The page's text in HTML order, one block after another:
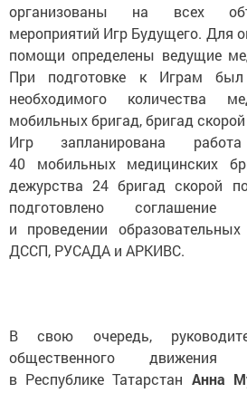
организованы на всех
мероприятий Игр Будущего. Для
помощи определены ведущие
При подготовке к Играм был
необходимого количества
мобильных бригад, бригад
Игр запланирована
40 мобильных медицинских
дежурства 24 бригад скорой
подготовлено соглашение
и проведении
ДССП, РУСАДА и АРКИВС.
В свою очередь,
общественного движения
в Республике Татарстан Анна